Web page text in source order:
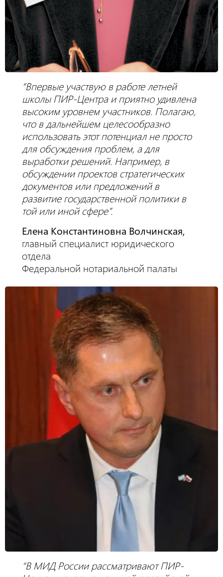
“Впервые участвую в работе летней
школы ПИР-Центра и приятно удивлена
высоким уровнем участников. Полагаю,
что в дальнейшем целесообразно
использовать этот потенциал не просто
для обсуждения проблем, а для
выработки решений. Например, в
обсуждении проектов стратегических
документов или предложений в
развитие государственной политики в
той или иной сфере”.
Елена Константиновна Волчинская,
главный специалист юридического
отдела
Федеральной нотариальной палаты
“В МИД России рассматривают ПИР-